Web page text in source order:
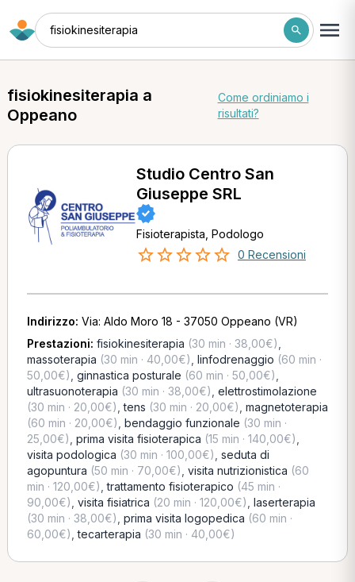
fisiokinesiterapia
fisiokinesiterapia a
Oppeano
Come ordiniamo i
risultati?
Studio Centro San
Giuseppe SRL
Fisioterapista, Podologo
0 Recensioni
Indirizzo: Via: Aldo Moro 18 - 37050 Oppeano (VR)
Prestazioni: fisiokinesiterapia (30 min · 38,00€)
massoterapia (30 min · 40,00€) linfodrenaggio (60 min ·
50,00€) ginnastica posturale (60 min · 50,00€)
ultrasuonoterapia (30 min · 38,00€) elettrostimolazione
(30 min · 20,00€) ,tens (30 min · 20,00€) magnetoterapia
(60 min · 20,00€) bendaggio funzionale (30 min ·
25,00€) prima visita fisioterapica (15 min · 140,00€)
visita podologica (30 min · 100,00€) seduta di
agopuntura (50 min · 70,00€) visita nutrizionistica (60
min · 120,00€) ,trattamento fisioterapico (45 min ·
90,00€) visita fisiatrica (20 min · 120,00€) laserterapia
(30 min · 38,00€) prima visita logopedica (60 min ·
60,00€) ,tecarterapia (30 min · 40,00€)